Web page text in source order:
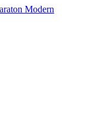
Modern